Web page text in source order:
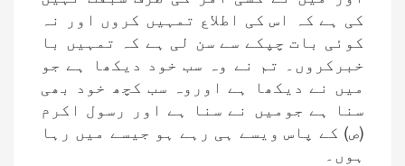
کی ہے کہ اس کی اطلاع تمہیں کروں اور نہ
کوئی بات چپکے سے سن لی ہے کہ تمہیں با
خبرکروں۔ تم نے وہ سب خود دیکھا ہے جو
میں نے دیکھا ہے اوروہ سب کچھ خود بھی
سنا ہے جومیں نے سنا ہے اور رسول اکرم
(ص) کے پاس ویسے ہی رہے ہو جیسے میں رہا
ہوں۔